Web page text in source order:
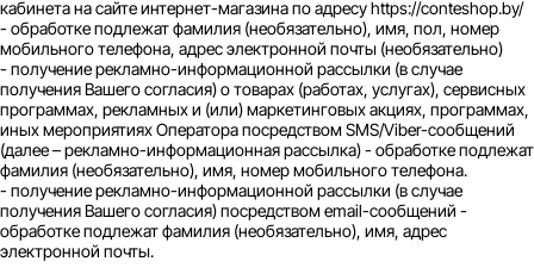
кабинета на сайте интернет-магазина по адресу https://conteshop.by/
- обработке подлежат фамилия (необязательно), имя, пол, номер
мобильного телефона, адрес электронной почты (необязательно)
- получение рекламно-информационной рассылки (в случае
получения Вашего согласия) о товарах (работах, услугах), сервисных
программах, рекламных и (или) маркетинговых акциях, программах,
иных мероприятиях Оператора посредством SMS/Viber-сообщений
(далее – рекламно-информационная рассылка) - обработке подлежат
фамилия (необязательно), имя, номер мобильного телефона.
- получение рекламно-информационной рассылки (в случае
получения Вашего согласия) посредством email-сообщений -
обработке подлежат фамилия (необязательно), имя, адрес
электронной почты.